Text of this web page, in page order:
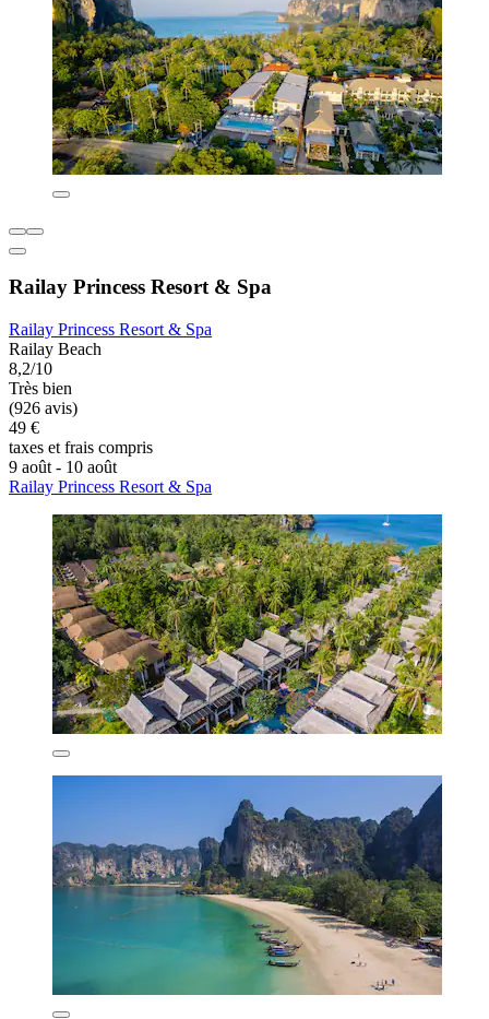
Railay Princess Resort & Spa
Railay Princess Resort & Spa
Railay Beach
8,2/10
Très bien
(926 avis)
49 €
taxes et frais compris
9 août - 10 août
Railay Princess Resort & Spa